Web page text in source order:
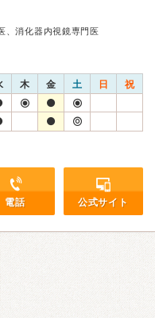
、消化器内視鏡専門医
木 金 土 日 祝
電話 公式サイト